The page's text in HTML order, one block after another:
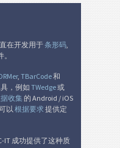
在开发用于条形码
, TBarCode和
，例如TWedge或
收集的 Android / iOS
以 根据要求 提供定
IT 成功提供了这种质